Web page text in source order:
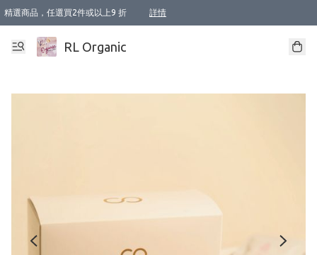
精選商品，任選買2件或以上9 折 詳情
XI周年優惠【新品自由選2件88折/3件85折】
XI周年優惠【Chakra 脈輪平衡自由選2件9折/3件85折/5件8折】
Florame 肌底自由選 2支9折 3支85折
XI周年優惠【蟲蟲退散 · 防衛結界﹞系列2件9折】
Sunki 任選2件95折
BIOFFICINA TOSCANA 任選2支9折 3支85折
Lamav 任選1件9折 2件85折
Mukti Organics 指定產品任選1件9折, 2件88折 3件85折
Intelligent Nutrients Skincare 任選2件9折
deodorant 任選2件88折
化妝品 任選2件95折
XI周年優惠【身心靈單品 任選2件9折/3件85折/5件8折】
XI周年優惠 【精油/香水 任選2件9折/3件85折/5件8折】
XI周年優惠【「關節到肌膚」全效養護 BODY OIL 組2件88折/3件85折】
XI周年優惠【夏日有機物理防曬套裝2件88折】
XI周年優惠【夏日潔面隨意選2件88折/3件85折】
XI周年優惠【逆齡奇蹟抗氧 11 自由選2件88折/3件85折/4件或以上8折】
新會員首次購物即享全單 95 折優惠！
成為VIP / VVIP 可享有生日月現金扣減獎賞優惠 !! 記得去賬户資料填上生日日期啦 !
選用順豐速運，滿$500 免運費
本地速遞 京東 送住宅/ 工商地址 $400 免運費
澳門訂單選用順豐速運，滿$800 免運費
RL Organic